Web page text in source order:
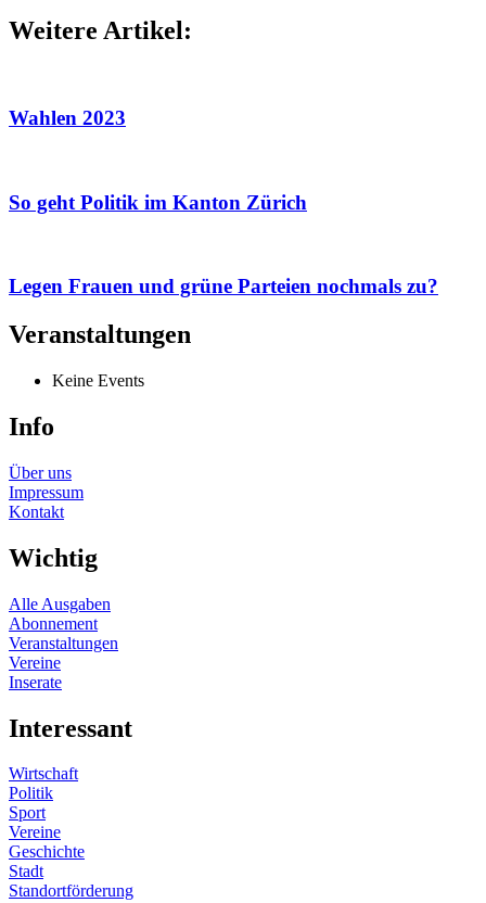
Weitere Artikel:
Wahlen 2023
So geht Politik im Kanton Zürich
Legen Frauen und grüne Parteien nochmals zu?
Veranstaltungen
Keine Events
Info
Über uns
Impressum
Kontakt
Wichtig
Alle Ausgaben
Abonnement
Veranstaltungen
Vereine
Inserate
Interessant
Wirtschaft
Politik
Sport
Vereine
Geschichte
Stadt
Standortförderung